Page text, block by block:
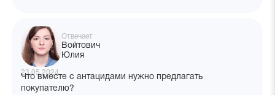
Отвечает
Войтович
Юлия
23.05.2024
Что вместе с антацидами нужно предлагать
покупателю?